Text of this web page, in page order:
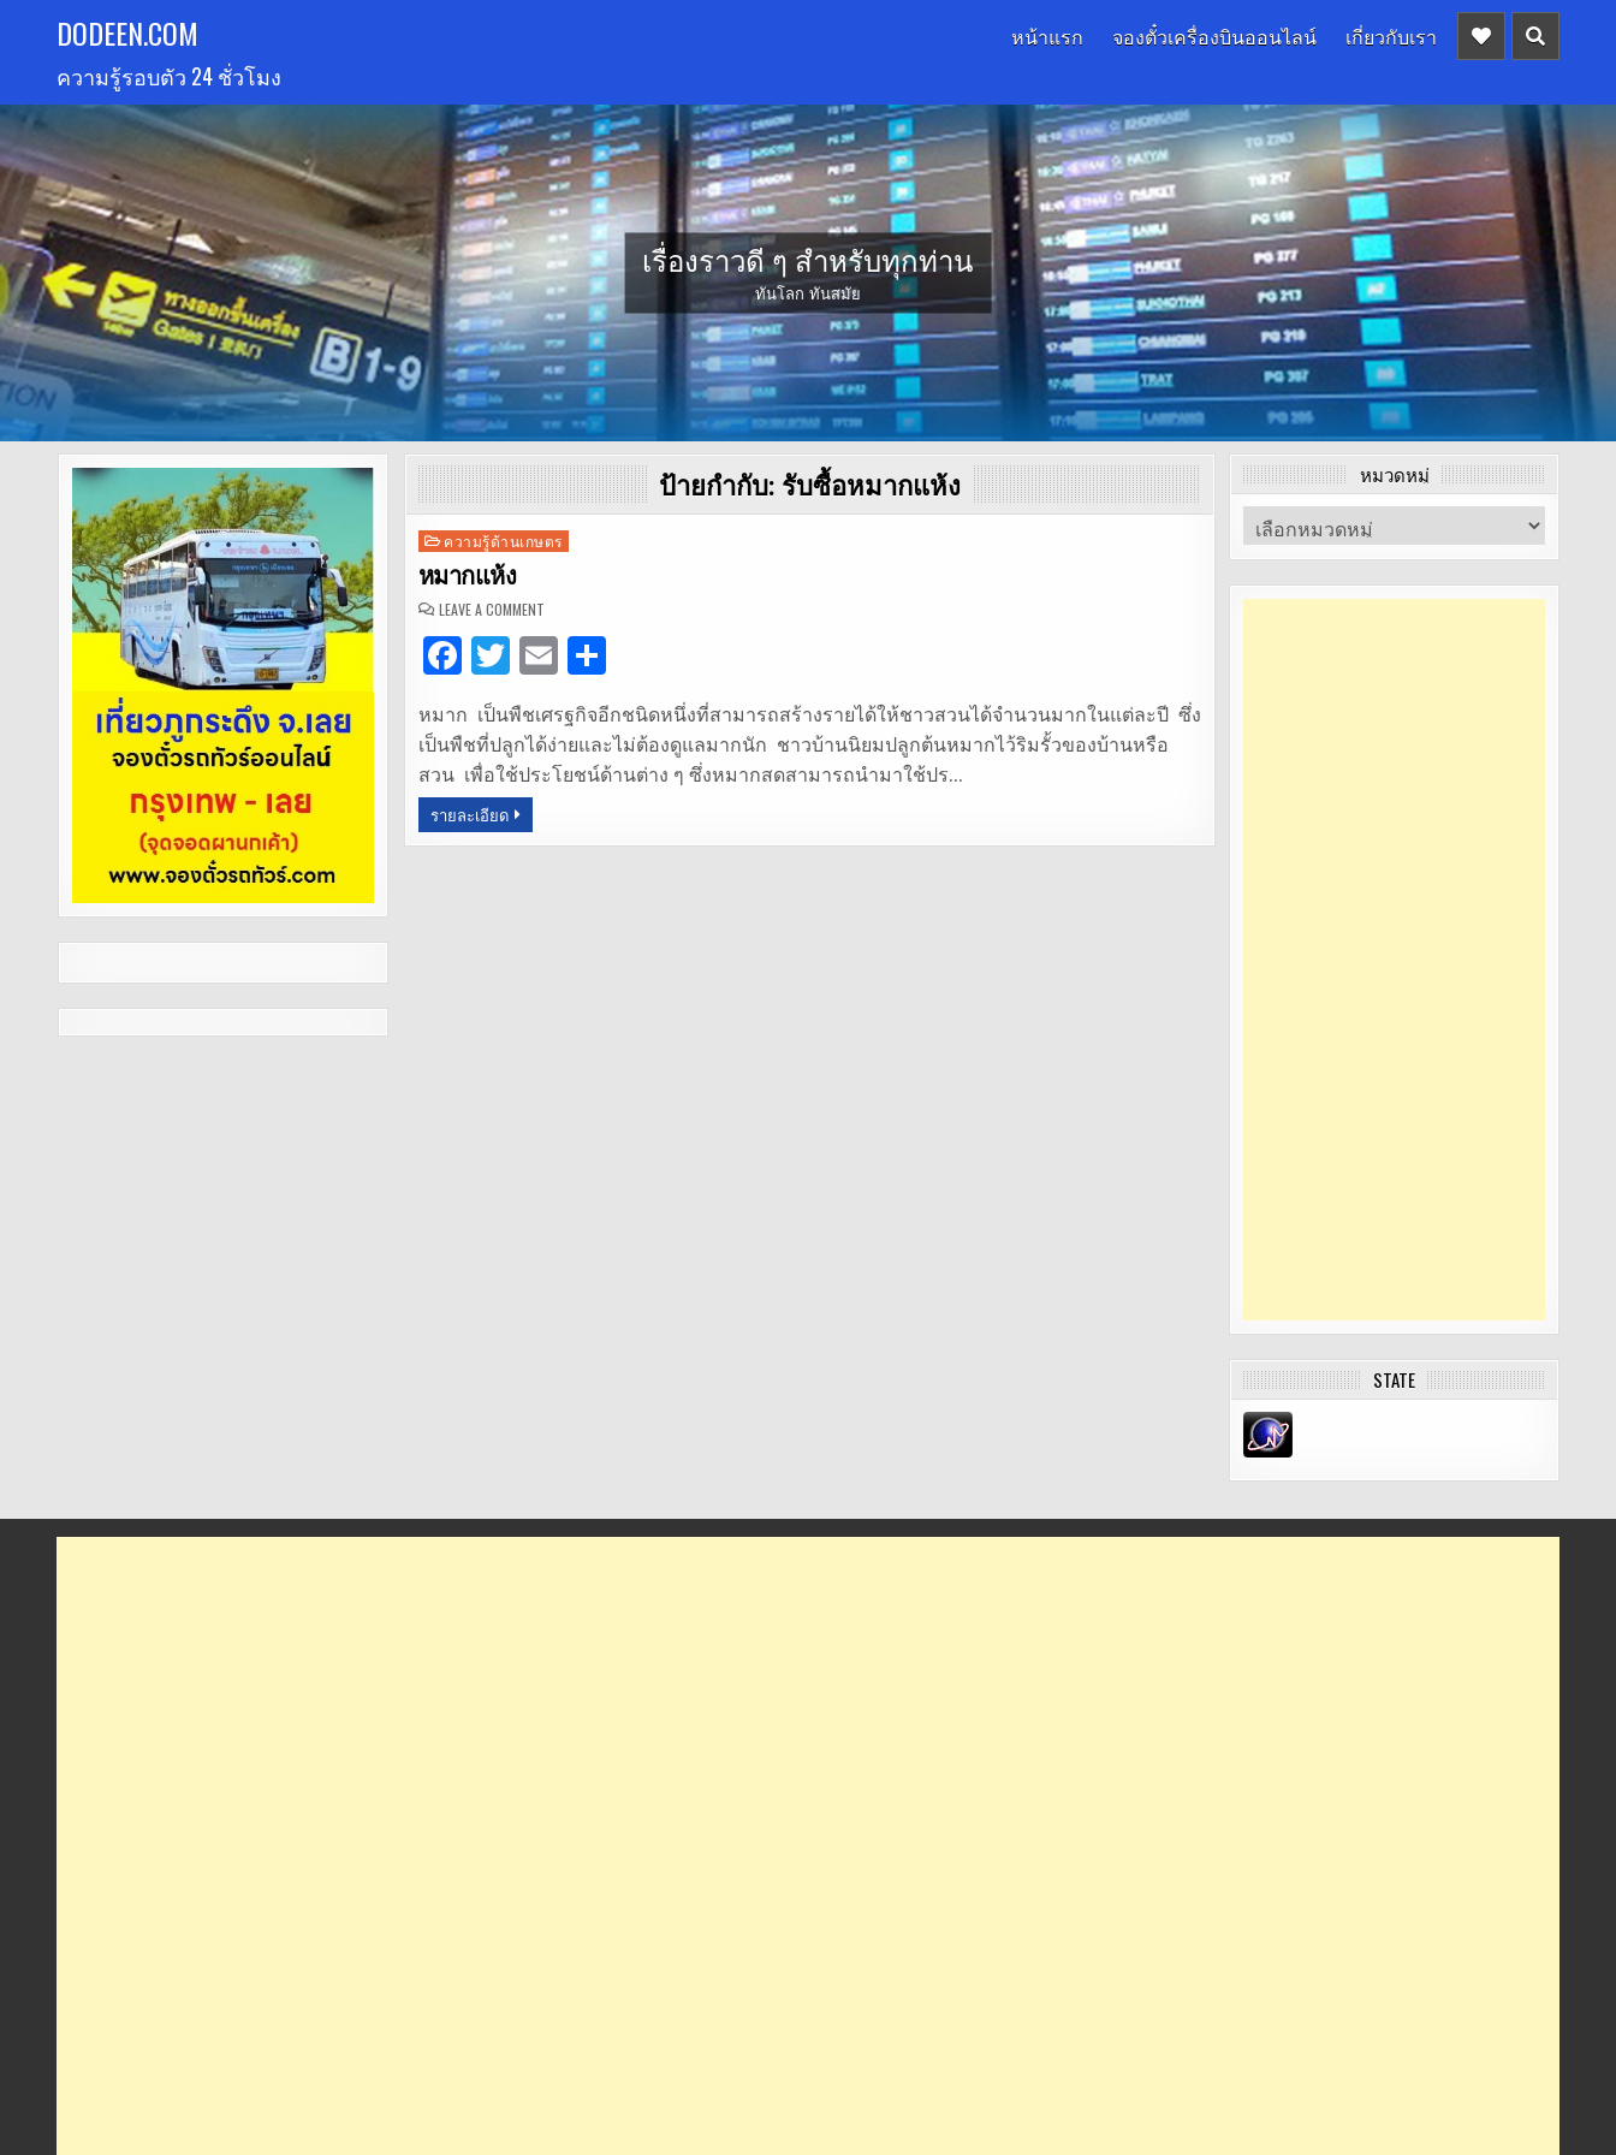
content
DODEEN.COM
ความรู้รอบตัว 24 ชั่วโมง
หน้าแรก จองตั๋วเครื่องบินออนไลน์ เกี่ยวกับเรา
เรื่องราวดี ๆ สำหรับทุกท่าน
ทันโลก ทันสมัย
ป้ายกำกับ: รับซื้อหมากแห้ง
Posted
in
ความรู้ด้านเกษตร
หมากแห้ง
LEAVE A COMMENTON
แห้ง
F
c
e
b
o
T
w
it
te
r
E
ai
l
S
h
ar
e
หมาก เป็นพืชเศรฐกิจอีกชนิดหนึ่งที่สามารถสร้างรายได้ให้ชาวสวนได้จำนวนมากในแต่ละปี ซึ่ง
เป็นพืชที่ปลูกได้ง่ายและไม่ต้องดูแลมากนัก ชาวบ้านนิยมปลูกต้นหมากไว้ริมรั้วของบ้านหรือ
สวน เพื่อใช้ประโยชน์ด้านต่าง ๆ ซึ่งหมากสดสามารถนำมาใช้ปร…
รายละเอียด
หมวดหมู่
หมวด
หมู่
STATE